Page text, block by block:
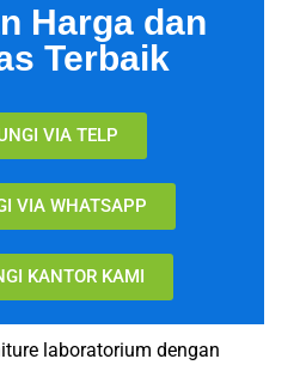
Harga dan
Terbaik
VIA TELP
VIA WHATSAPP
KANTOR KAMI
laboratorium dengan